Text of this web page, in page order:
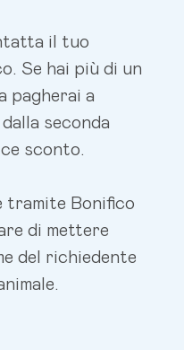
il tuo
Se hai più di un
pagherai a
seconda
sconto.
tramite Bonifico
di mettere
del richiedente